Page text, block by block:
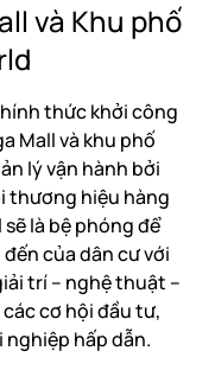
và Khu phố
thức khởi công
Mall và khu phố
lý vận hành bởi
thương hiệu hàng
là bệ phóng để
của dân cư với
trí – nghệ thuật –
các cơ hội đầu tư,
hấp dẫn.